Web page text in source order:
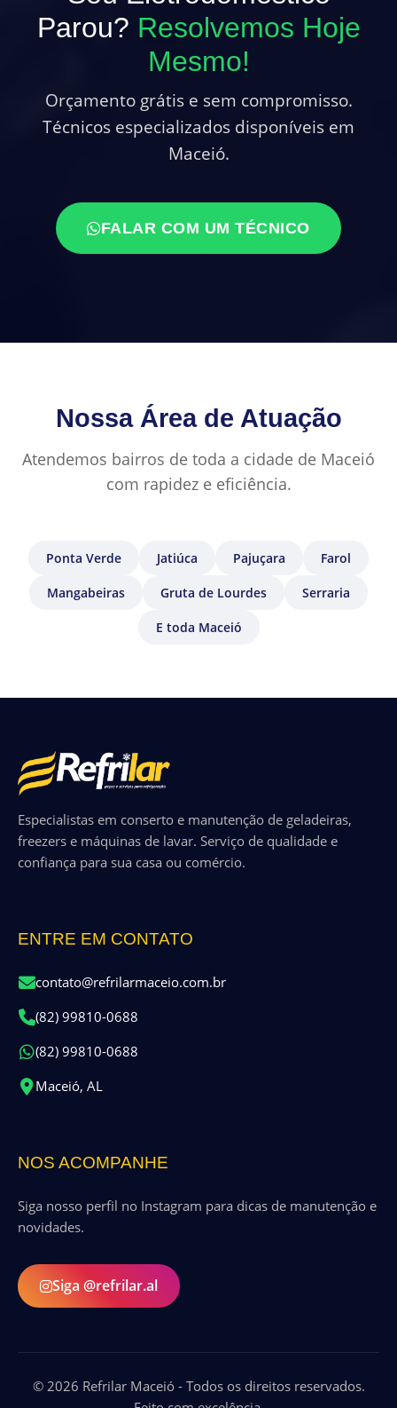
Parou? Resolvemos Hoje
Mesmo!
Orçamento grátis e sem compromisso.
Técnicos especializados disponíveis em
Maceió.
FALAR COM UM TÉCNICO
Nossa Área de Atuação
Atendemos bairros de toda a cidade de Maceió
com rapidez e eficiência.
Ponta Verde Jatiúca Pajuçara Farol
Mangabeiras Gruta de Lourdes Serraria
E toda Maceió
Especialistas em conserto e manutenção de geladeiras,
freezers e máquinas de lavar. Serviço de qualidade e
confiança para sua casa ou comércio.
ENTRE EM CONTATO
contato@refrilarmaceio.com.br
(82) 99810-0688
(82) 99810-0688
Maceió, AL
NOS ACOMPANHE
Siga nosso perfil no Instagram para dicas de manutenção e
novidades.
Siga @refrilar.al
© 2026 Refrilar Maceió - Todos os direitos reservados.